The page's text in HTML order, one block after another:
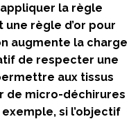
la règle
règle d’or pour
augmente la charge
de respecter une
aux tissus
de micro-déchirures
si l’objectif